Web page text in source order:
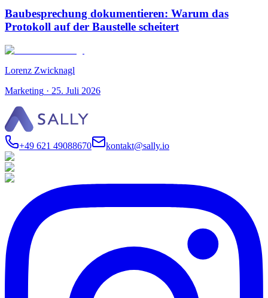
Baubesprechung dokumentieren: Warum das
Protokoll auf der Baustelle scheitert
Lorenz Zwicknagl
Marketing · 25. Juli 2026
+49 621 49088670 kontakt@sally.io